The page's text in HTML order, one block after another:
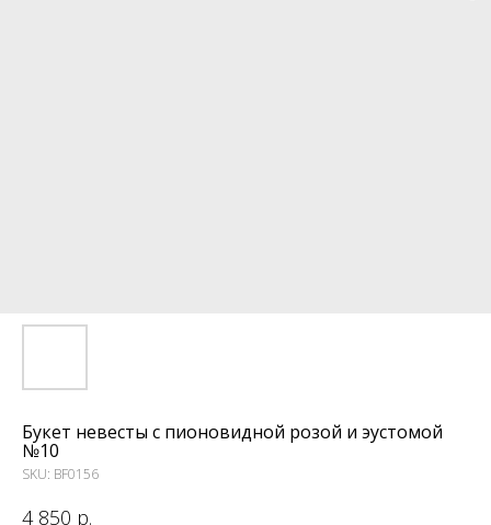
Букет невесты с пионовидной розой и эустомой
№10
SKU: BF0156
4 850 р.